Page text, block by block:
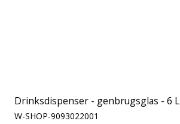
Drinksdispenser - genbrugsglas - 6 L
W-SHOP-9093022001